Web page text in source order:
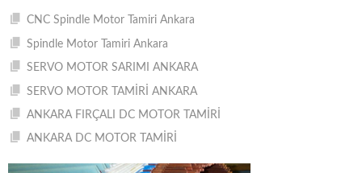
CNC Spindle Motor Tamiri Ankara
Spindle Motor Tamiri Ankara
SERVO MOTOR SARIMI ANKARA
SERVO MOTOR TAMİRİ ANKARA
ANKARA FIRÇALI DC MOTOR TAMİRİ
ANKARA DC MOTOR TAMİRİ